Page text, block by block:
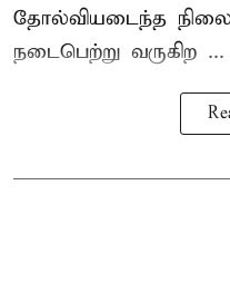
தோல்வியடைந்த
நடைபெற்று வருகிற ...